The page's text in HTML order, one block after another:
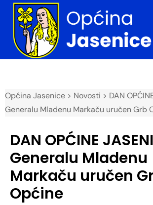
Općina Jasenice > Novosti > DAN
Generalu Mladenu Markaču uručen Grb
DAN OPĆINE
Generalu Mladenu
Markaču uručen
Općine